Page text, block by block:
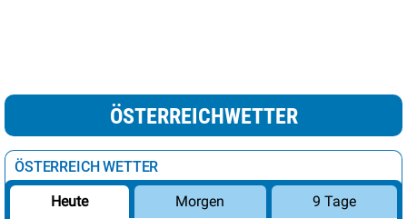
ÖSTERREICHWETTER
ÖSTERREICH WETTER
Heute Morgen 9 Tage